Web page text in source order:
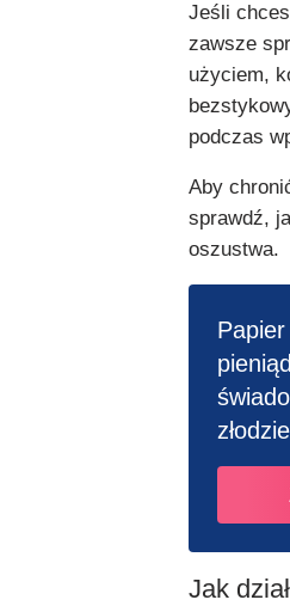
Jeśli
zawsze
użyciem,
podczas
Aby
sprawdź,
oszustwa.
Jak